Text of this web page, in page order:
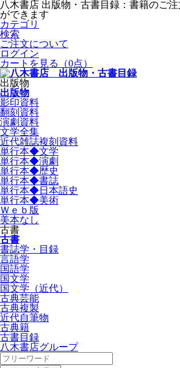
八木書店 出版物・古書目録：書籍のご
ができます
カテゴリ
検索
ご注文について
ログイン
カートを見る
（0点）
出版物
出版物
影印資料
翻刻資料
演劇資料
文学全集
近代雑誌複刻資料
単行本◆文学
単行本◆演劇
単行本◆歴史
単行本◆書誌
単行本◆日本語史
単行本◆美術
Ｗｅｂ版
美本なし
古書
古書
書誌学・目録
言語学
国語学
国文学
国文学（近代）
古典芸能
古典複製
近代自筆物
古典籍
古書目録
八木書店グループ